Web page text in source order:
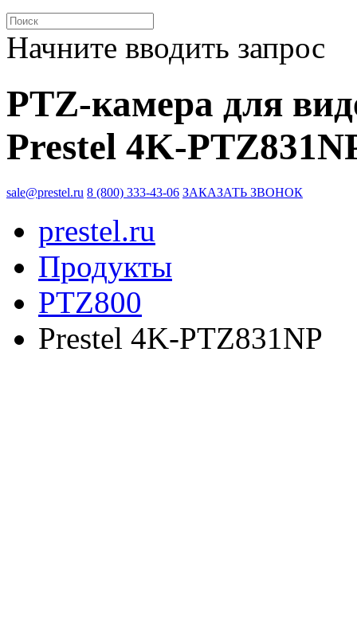
Начните вводить запрос
PTZ-камера для
Prestel 4K-
sale@prestel.ru 8 (800) 333-43-06 ЗАКАЗАТЬ ЗВОНОК
prestel.ru
Продукты
PTZ800
Prestel 4K-PTZ831NP